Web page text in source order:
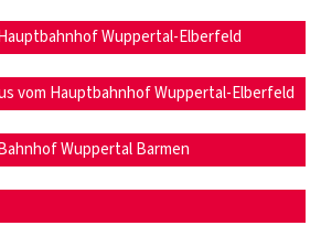
Wuppertal-Elberfeld
vom Hauptbahnhof Wuppertal-Elberfeld
Wuppertal Barmen